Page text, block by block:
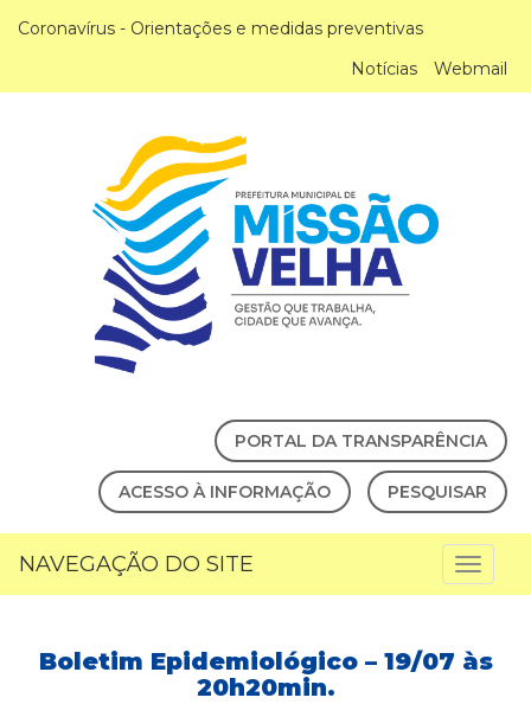
Coronavírus - Orientações e medidas preventivas
Notícias
Webmail
PORTAL DA TRANSPARÊNCIA
ACESSO À INFORMAÇÃO PESQUISAR
NAVEGAÇÃO DO SITE
Boletim Epidemiológico – 19/07 às
20h20min.